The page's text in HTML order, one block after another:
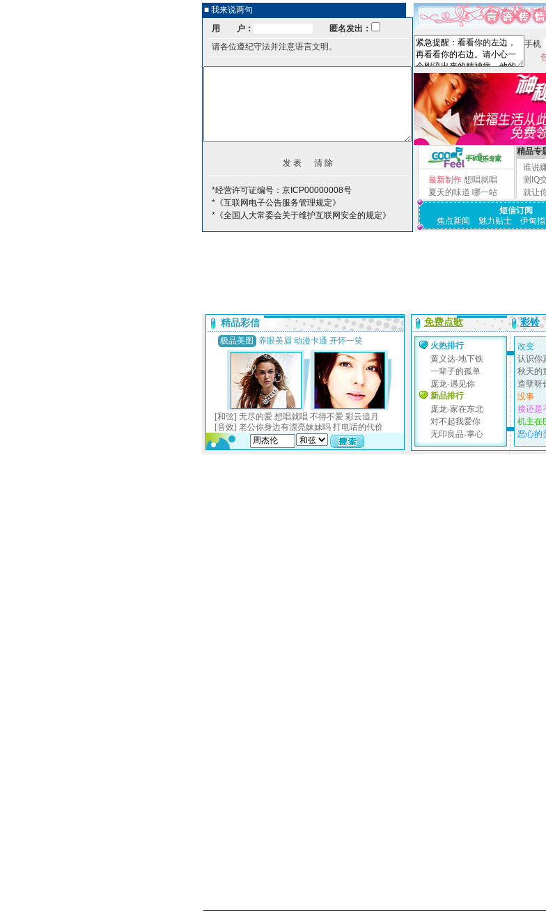
■ 我来说两句
用 户：
匿名发出：
请各位遵纪守法并注意语言文明。
*经营许可证编号：京ICP00000008号
*《互联网电子公告服务管理规定》
*《全国人大常委会关于维护互联网安全的规定》
手机
最新制作 想唱就唱
夏天的味道 哪一站
精品专
谁说
测IQ
就让
短信订阅
焦点新闻
魅力贴士 伊甸